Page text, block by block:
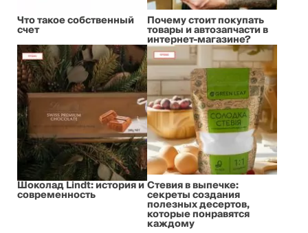
Что такое собственный
счет
Почему стоит покупать
товары и автозапчасти в
интернет-магазине?
Шоколад Lindt: история и
современность
Стевия в выпечке:
секреты создания
полезных десертов,
которые понравятся
каждому